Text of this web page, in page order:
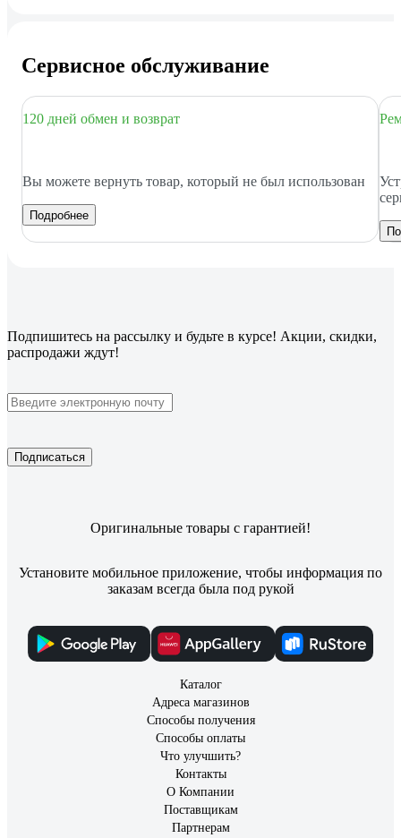
Сервисное обслуживание
120 дней обмен и возврат
Вы можете вернуть товар, который не был использован
Подробнее
Подпишитесь на рассылку и будьте в курсе! Акции, скидки,
распродажи ждут!
Подписаться
Оригинальные товары с гарантией!
Установите мобильное приложение, чтобы информация по
заказам всегда была под рукой
Каталог
Адреса магазинов
Способы получения
Способы оплаты
Что улучшить?
Контакты
О Компании
Поставщикам
Партнерам